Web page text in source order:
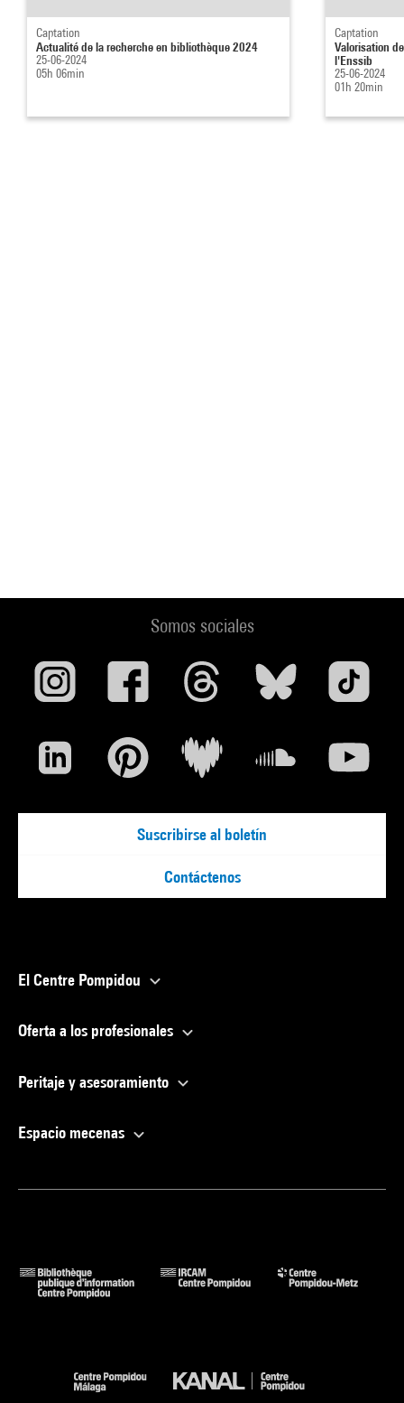
Captation
Actualité de la recherche en bibliothèque 2024
25-06-2024
05h 06min
Captation
Valorisation
l'Enssib
25-06-2024
01h 20min
Somos sociales
Suscribirse al boletín
Contáctenos
El Centre Pompidou
Oferta a los profesionales
Peritaje y asesoramiento
Espacio mecenas